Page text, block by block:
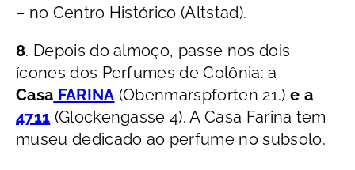
– no Centro Histórico (Altstad).
8. Depois do almoço, passe nos dois
ícones dos Perfumes de Colônia: a
Casa FARINA (Obenmarspforten 21.) e a
4711 (Glockengasse 4). A Casa Farina tem
museu dedicado ao perfume no subsolo.